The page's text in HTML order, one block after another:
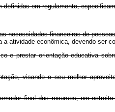
em regulamento,
necessidades financeiras de
atividade econômica, devendo ser
e prestar orientação educativa
visando o seu melhor
final dos recursos, em